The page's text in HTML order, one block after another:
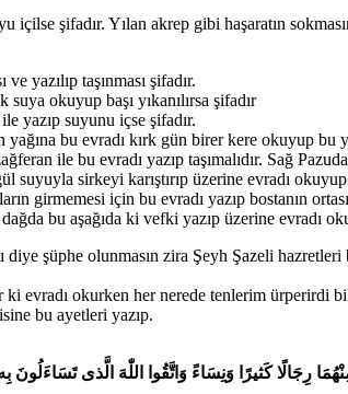
içilse şifadır. Yılan akrep gibi haşaratın
yazılıp taşınması şifadır.
okuyup başı yıkanılırsa şifadır
yazıp suyunu içse şifadır.
bu evradı kırk gün birer kere okuyup bu
ile bu evradı yazıp taşımalıdır. Sağ Pazuda
suyuyla sirkeyi karıştırıp üzerine evradı
girmemesi için bu evradı yazıp bostanın
bu aşağıda ki vefki yazıp üzerine evradı
diye şüphe olunmasın zira Şeyh Şazeli
evradı okurken her nerede tenlerim ürperirdi
bu ayetleri yazıp.
كَثيرًا وَنِسَاءً وَاتَّقُوا اللّٰهَ الَّذى تَسَاءَلُونَ